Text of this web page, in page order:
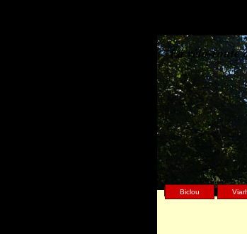
La vélo-route
Biclou